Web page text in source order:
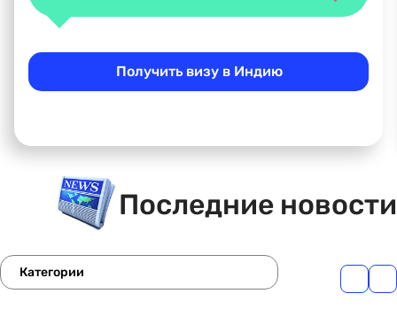
Получить визу в Индию
Последние новости
Категории